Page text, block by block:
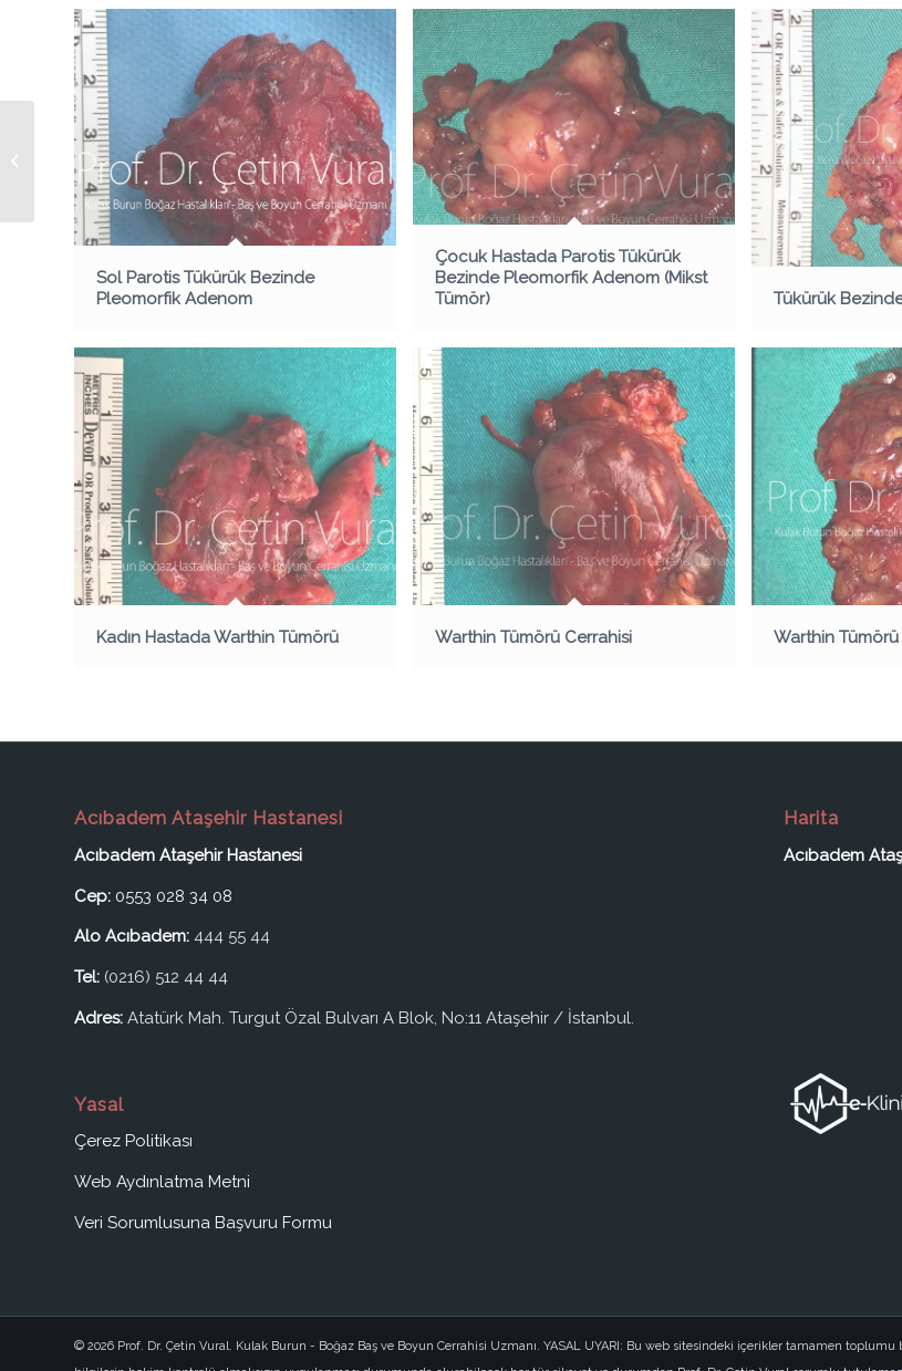
Sol Parotis Tükürük Bezinde
Pleomorfik Adenom
Çocuk Hastada Parotis Tükürük
Bezinde Pleomorfik Adenom (Mikst
Tümör)
Tükürük
Kadın Hastada Warthin Tümörü Warthin Tümörü Cerrahisi Warthin Tümörü
Acıbadem Ataşehir Hastanesi
Acıbadem Ataşehir Hastanesi
Cep: 0553 028 34 08
Alo Acıbadem: 444 55 44
Tel: (0216) 512 44 44
Adres: Atatürk Mah. Turgut Özal Bulvarı A Blok, No:11 Ataşehir / İstanbul.
Yasal
Çerez Politikası
Web Aydınlatma Metni
Veri Sorumlusuna Başvuru Formu
Harita
Acıbadem
© 2026 Prof. Dr. Çetin Vural. Kulak Burun - Boğaz Baş ve Boyun Cerrahisi Uzmanı. YASAL UYARI: Bu web sitesindeki içerikler tamamen
Parotis Tükürük
Bezinde Toksoplazma
Lenfadeniti